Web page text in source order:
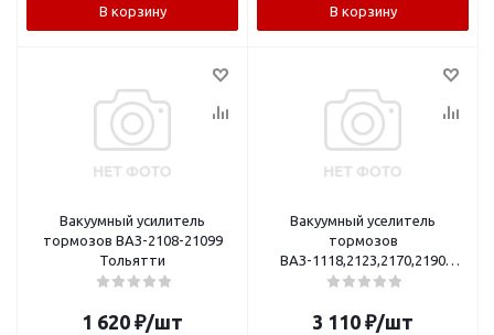
В корзину В корзину
Вакуумный усилитель
тормозов ВАЗ-2108-21099
Тольятти
1 620 ₽/шт
Вакуумный уселитель
тормозов
ВАЗ-1118,2123,2170,2190
"Форвард"
3 110 ₽/шт